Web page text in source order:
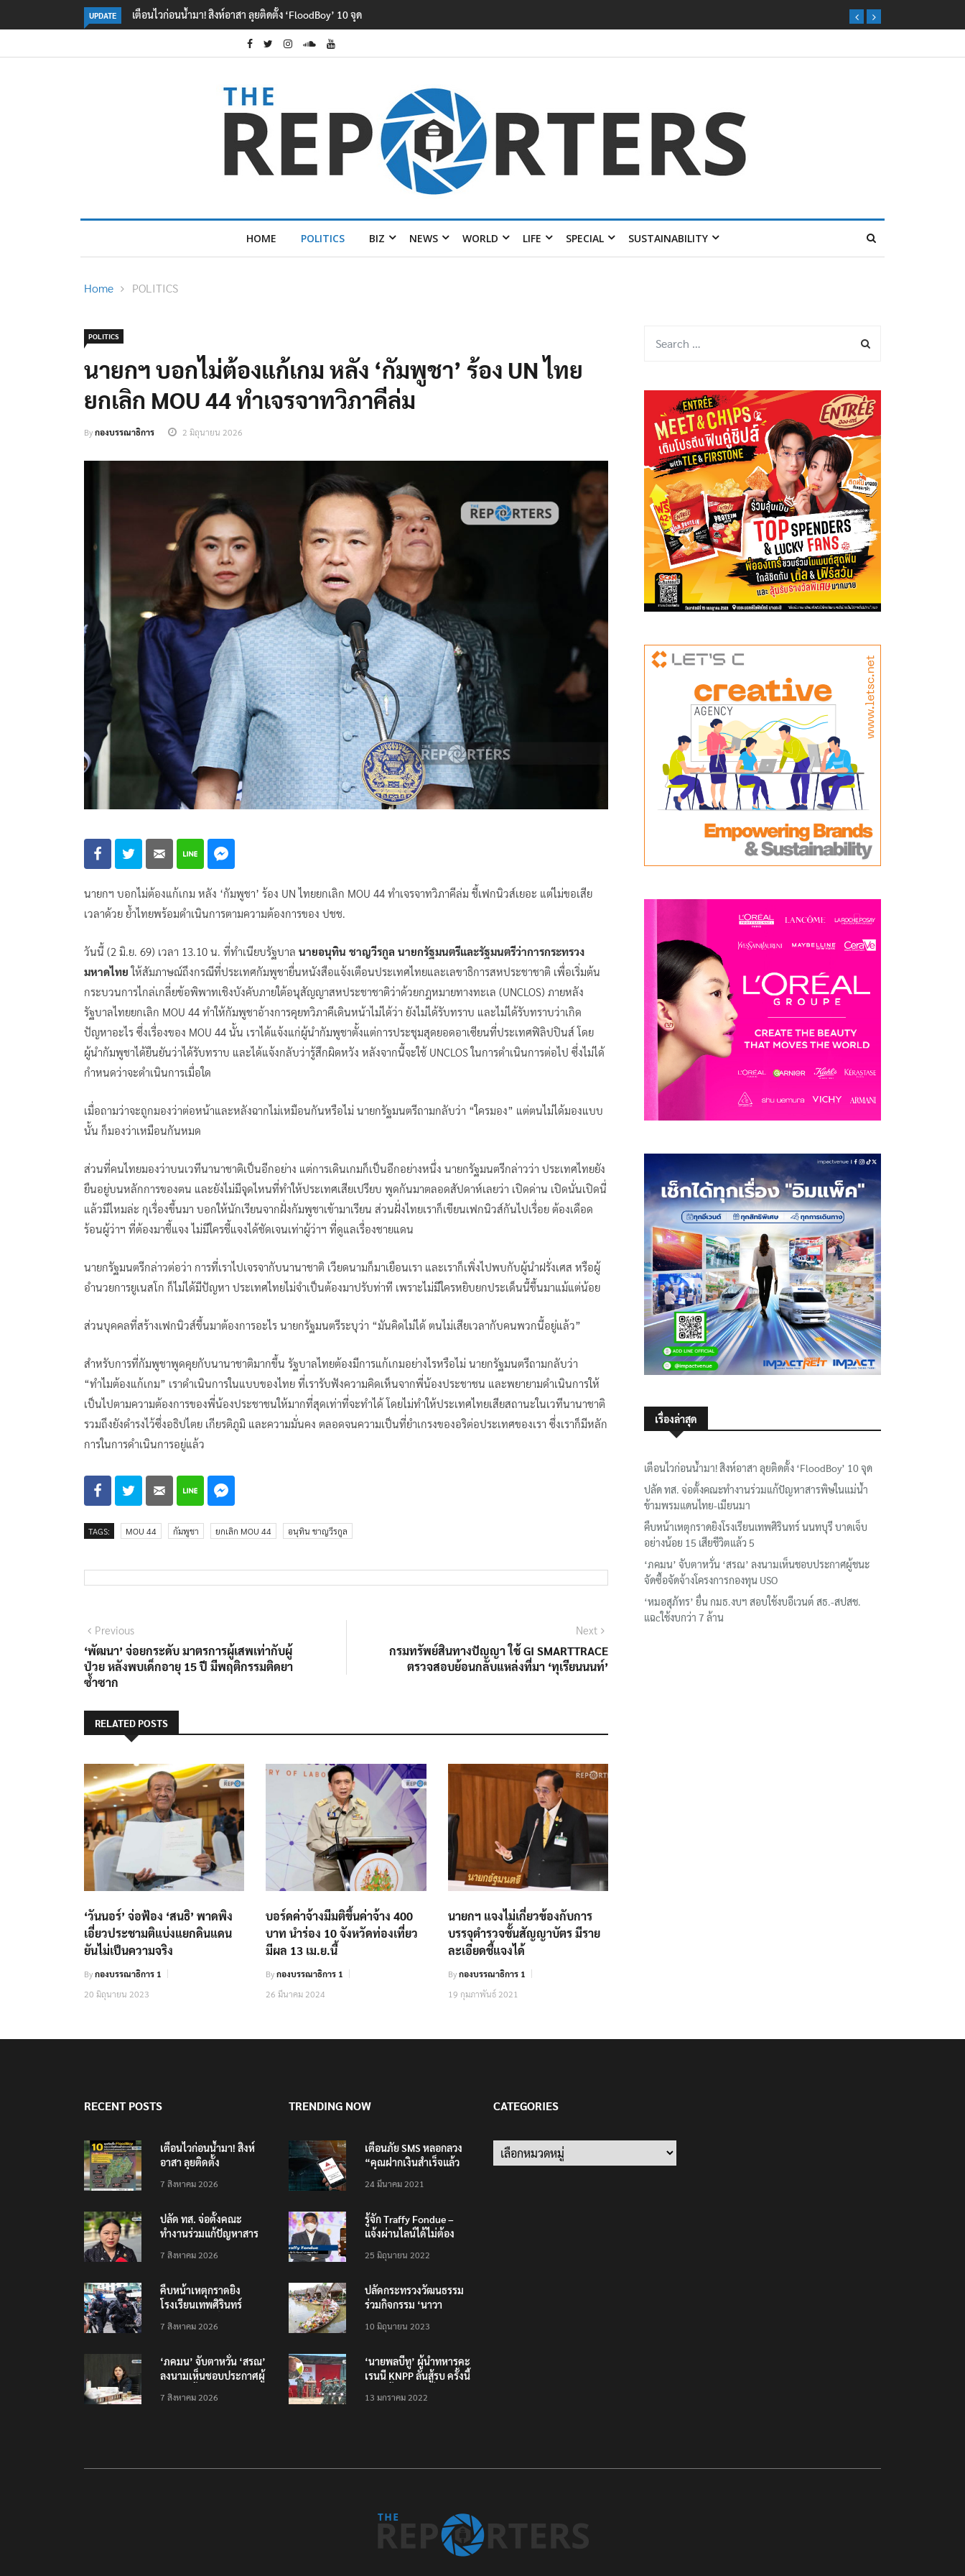
UPDATE
อาสา ลุยติดตั้ง ‘FloodBoy’ 10 จุดปลัด ทส. จ่อตั้งคณะทำงานร่วมแก้ปัญหาสารพิษในแม่น้ำ
ข้ามพรมแดนไทย-เมียนมา
HOME POLITICS BIZ NEWS WORLD LIFE SPECIAL SUSTAINABILITY
Home POLITICS
POLITICS
นายกฯ บอกไม่ต้องแก้เกม หลัง ‘กัมพูชา’ ร้อง UN ไทย
ยกเลิก MOU 44 ทำเจรจาทวิภาคีล่ม
Byกองบรรณาธิการ 2 มิถุนายน 2026
นายกฯ บอกไม่ต้องแก้เกม หลัง ‘กัมพูชา’ ร้อง UN ไทยยกเลิก MOU 44 ทำเจรจาทวิภาคีล่ม ชี้เฟกนิวส์เยอะ แต่ไม่ขอเสีย
เวลาด้วย ย้ำไทยพร้อมดำเนินการตามความต้องการของ ปชช.
วันนี้ (2 มิ.ย. 69) เวลา 13.10 น. ที่ทำเนียบรัฐบาล นายอนุทิน ชาญวีรกูล นายกรัฐมนตรีและรัฐมนตรีว่าการกระทรวง
มหาดไทย ให้สัมภาษณ์ถึงกรณีที่ประเทศกัมพูชายื่นหนังสือแจ้งเตือนประเทศไทยและเลขาธิการสหประชาชาติ เพื่อเริ่มต้น
กระบวนการไกล่เกลี่ยข้อพิพาทเชิงบังคับภายใต้อนุสัญญาสหประชาชาติว่าด้วยกฎหมายทางทะเล (UNCLOS) ภายหลัง
รัฐบาลไทยยกเลิก MOU 44 ทำให้กัมพูชาอ้างการคุยทวิภาคีเดินหน้าไม่ได้ว่า ยังไม่ได้รับทราบ และไม่ได้รับทราบว่าเกิด
ปัญหาอะไร ซึ่งเรื่องของ MOU 44 นั้น เราได้แจ้งแก่ผู้นำกัมพูชาตั้งแต่การประชุมสุดยอดอาเซียนที่ประเทศฟิลิปปินส์ โดย
ผู้นำกัมพูชาได้ยืนยันว่าได้รับทราบ และได้แจ้งกลับว่ารู้สึกผิดหวัง หลังจากนี้จะใช้ UNCLOS ในการดำเนินการต่อไป ซึ่งไม่ได้
กำหนดว่าจะดำเนินการเมื่อใด
เมื่อถามว่าจะถูกมองว่าต่อหน้าและหลังฉากไม่เหมือนกันหรือไม่ นายกรัฐมนตรีถามกลับว่า “ใครมอง” แต่ตนไม่ได้มองแบบ
นั้น ก็มองว่าเหมือนกันหมด
ส่วนที่คนไทยมองว่าบนเวทีนานาชาติเป็นอีกอย่าง แต่การเดินเกมก็เป็นอีกอย่างหนึ่ง นายกรัฐมนตรีกล่าวว่า ประเทศไทยยัง
ยืนอยู่บนหลักการของตน และยังไม่มีจุดไหนที่ทำให้ประเทศเสียเปรียบ พูดกันมาตลอดสัปดาห์เลยว่า เปิดด่าน เปิดนั่นเปิดนี่
แล้วมีไหมล่ะ กุเรื่องขึ้นมา บอกให้นักเรียนจากฝั่งกัมพูชาเข้ามาเรียน ส่วนฝั่งไทยเราก็เขียนเฟกนิวส์กันไปเรื่อย ต้องเดือด
ร้อนผู้ว่าฯ ที่ต้องมาชี้แจง ไม่มีใครชี้แจงได้ชัดเจนเท่าผู้ว่าฯ ที่ดูแลเรื่องชายแดน
นายกรัฐมนตรีกล่าวต่อว่า การที่เราไปเจรจากับนานาชาติ เวียดนามก็มาเยือนเรา และเราก็เพิ่งไปพบกับผู้นำฝรั่งเศส หรือผู้
อำนวยการยูเนสโก ก็ไม่ได้มีปัญหา ประเทศไทยไม่จำเป็นต้องมาปรับท่าที เพราะไม่มีใครหยิบยกประเด็นนี้ขึ้นมาแม้แต่น้อย
ส่วนบุคคลที่สร้างเฟกนิวส์ขึ้นมาต้องการอะไร นายกรัฐมนตรีระบุว่า “มันคิดไม่ได้ ตนไม่เสียเวลากับคนพวกนี้อยู่แล้ว”
สำหรับการที่กัมพูชาพูดคุยกับนานาชาติมากขึ้น รัฐบาลไทยต้องมีการแก้เกมอย่างไรหรือไม่ นายกรัฐมนตรีถามกลับว่า
“ทำไมต้องแก้เกม” เราดำเนินการในแบบของไทย ที่เรารับฟังความคิดเห็นจากพี่น้องประชาชน และพยายามดำเนินการให้
เป็นไปตามความต้องการของพี่น้องประชาชนให้มากที่สุดเท่าที่จะทำได้ โดยไม่ทำให้ประเทศไทยเสียสถานะในเวทีนานาชาติ
รวมถึงยังดำรงไว้ซึ่งอธิปไตย เกียรติภูมิ และความมั่นคง ตลอดจนความเป็นที่ยำเกรงของอริต่อประเทศของเรา ซึ่งเราก็มีหลัก
การในการดำเนินการอยู่แล้ว
TAGS: MOU 44 กัมพูชา ยกเลิก MOU 44 อนุทิน ชาญวีรกูล
แนะแนว
เรื่อง
PreviousPrevious
post:
‘พัฒนา’ จ่อยกระดับ มาตรการผู้เสพเท่ากับผู้
ป่วย หลังพบเด็กอายุ 15 ปี มีพฤติกรรมติดยา
ซ้ำซาก
Next
post:
กรมทรัพย์สินทางปัญญา ใช้ GI SMARTTRACE
ตรวจสอบย้อนกลับแหล่งที่มา ‘ทุเรียนนนท์’
RELATED POSTS
‘วันนอร์’ จ่อฟ้อง ‘สนธิ’ พาดพิง
เอี่ยวประชามติแบ่งแยกดินแดน
ยันไม่เป็นความจริง
Byกองบรรณาธิการ 1
20 มิถุนายน 2023
บอร์ดค่าจ้างมีมติขึ้นค่าจ้าง 400
บาท นำร่อง 10 จังหวัดท่องเที่ยว
มีผล 13 เม.ย.นี้
Byกองบรรณาธิการ 1
26 มีนาคม 2024
นายกฯ แจงไม่เกี่ยวข้องกับการ
บรรจุตำรวจชั้นสัญญาบัตร มีราย
ละเอียดชี้แจงได้
Byกองบรรณาธิการ 1
19 กุมภาพันธ์ 2021
เรื่องล่าสุด
เตือนไวก่อนน้ำมา! สิงห์อาสา ลุยติดตั้ง ‘FloodBoy’ 10 จุด
ปลัด ทส. จ่อตั้งคณะทำงานร่วมแก้ปัญหาสารพิษในแม่น้ำ
ข้ามพรมแดนไทย-เมียนมา
คืบหน้าเหตุกราดยิงโรงเรียนเทพศิรินทร์ นนทบุรี บาดเจ็บ
อย่างน้อย 15 เสียชีวิตแล้ว 5
‘ภคมน’ จับตาหวั่น ‘สรณ’ ลงนามเห็นชอบประกาศผู้ชนะ
จัดซื้อจัดจ้างโครงการกองทุน USO
‘หมอสุภัทร’ ยื่น กมธ.งบฯ สอบใช้งบอีเวนต์ สธ.-สปสช.
แฉcใช้งบกว่า 7 ล้าน
RECENT POSTS
เตือนไวก่อนน้ำมา! สิงห์
อาสา ลุยติดตั้ง
7 สิงหาคม 2026
ปลัด ทส. จ่อตั้งคณะ
ทำงานร่วมแก้ปัญหาสาร
ไทย-เมียนมา
7 สิงหาคม 2026
คืบหน้าเหตุกราดยิง
โรงเรียนเทพศิรินทร์
15 เสียชีวิตแล้ว 5
7 สิงหาคม 2026
‘ภคมน’ จับตาหวั่น ‘สรณ’
ลงนามเห็นชอบประกาศผู้
โครงการกองทุน USO
7 สิงหาคม 2026
TRENDING NOW
เตือนภัย SMS หลอกลวง
“คุณฝากเงินสำเร็จแล้ว
200,000 บาท”
24 มีนาคม 2021
รู้จัก Traffy Fondue –
แจ้งผ่านไลน์ได้ไม่ต้อง
ทั่วไทย ไม่ใช่แค่ในกรุง
25 มิถุนายน 2022
ปลัดกระทรวงวัฒนธรรม
ร่วมกิจกรรม ‘นาวา
ตักบาตรทางน้ำ
10 มิถุนายน 2023
‘นายพลบีทู’ ผู้นำทหารคะ
เรนนี KNPP ลั่นสู้รบ ครั้งนี้
ประชาชนต้องชนะ
13 มกราคม 2022
CATEGORIES
Categories